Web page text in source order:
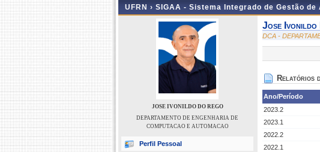
UFRN › SIGAA - Sistema Integrado de Gestão
JOSE IVONILDO DO REGO
DEPARTAMENTO DE ENGENHARIA DE
COMPUTACAO E AUTOMACAO
Perfil Pessoal
Jose Ivonildo
DCA -
Relatórios
Ano/Período
2023.2
2023.1
2022.2
2022.1